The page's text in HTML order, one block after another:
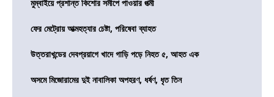
মুম্বাইয়ে প্রশান্ত কিশোর সমীপে পাওয়ার পত্মী
ফের মেট্রোয় আত্মহত্যার চেষ্টা, পরিষেবা ব্যাহত
উত্তরাখন্ডের দেবপ্রয়াগে খাদে গাড়ি পড়ে নিহত ৫, আহত এক
অসমে মিজোরামের দুই নাবালিকা অপহরণ, ধর্ষণ, ধৃত তিন